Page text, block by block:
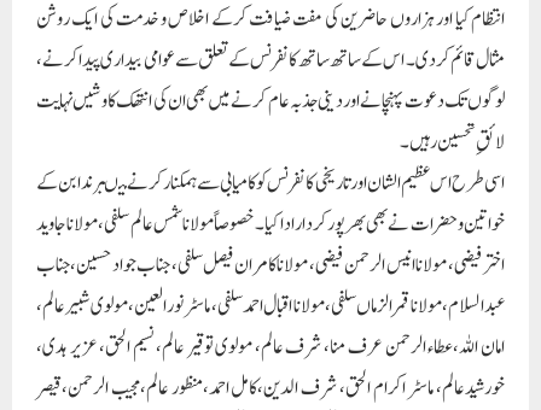
انتظام کیا اور ہزاروں حاضرین کی مفت ضیافت کرکے اخلاص و خدمت کی ایک روشن
مثال قائم کردی۔ اس کے ساتھ ساتھ کانفرنس کے تعلق سے عوامی بیداری پیدا کرنے،
لوگوں تک دعوت پہنچانے اور دینی جذبہ عام کرنے میں بھی ان کی انتھک کاوشیں نہایت
لائقِ تحسین رہیں۔
اسی طرح اس عظیم الشان اور تاریخی کانفرنس کو کامیابی سے ہمکنار کرنے میںبرندابن کے
خواتین و حضرات نے بھی بھرپور کردار ادا کیا۔ خصوصاً مولانا شمس عالم سلفی، مولانا جاوید
اختر فیضی، مولانا انیس الرحمن فیضی، مولانا کامران فیصل سلفی، جناب جواد حسین، جناب
عبدالسلام، مولانا قمر الزماں سلفی،مولانا اقبال احمد سلفی، ماسٹر نورالعین، مولوی شبیر عالم،
امان اللہ،عطاء الرحمن عرف منا، شرف عالم، مولوی توقیر عالم، نسیم الحق، عزیر ہدی،
خورشیدعالم، ماسٹر اکرام الحق، شرف الدین،کامل احمد،منظور عالم،مجیب الرحمن،قیصر